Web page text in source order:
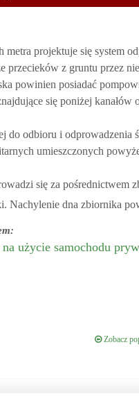
projektuje się system
przecieków z gruntu przez
powinien posiadać
się poniżej
do odbioru i
umieszczonych
się za pośrednictwem
Nachylenie dna zbiornika
użycie samochodu
Zobacz